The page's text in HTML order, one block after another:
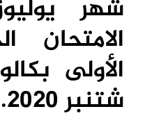
الامتحان
الأولى
شتنبر 2020.